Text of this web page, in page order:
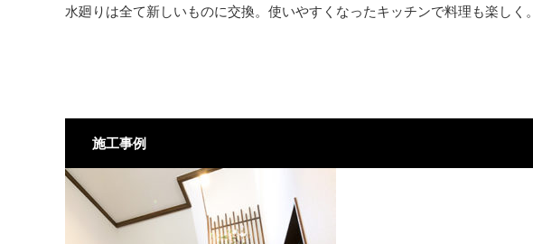
水廻りは全て新しいものに交換。使いやすくなったキッチンで料理も楽しく。
施工事例